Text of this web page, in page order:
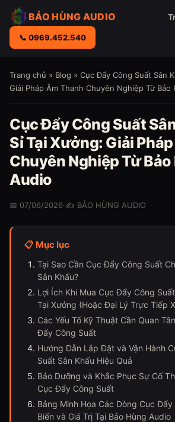
BẢO HÙNG AUDIO
📞 0969.452.540
Trang chủ » Blog » Cục Đẩy Công Suất Sân
Giải Pháp Âm Thanh Chuyên Nghiệp Từ Bảo
Cục Đẩy Công Suất
Sỉ Tại Xưởng: Giải
Chuyên Nghiệp Từ Bảo
Audio
📅 07/06/2026·✍️ BẢO HÙNG AUDIO
📋 Mục lục
Tại Sao Cần Cục Đẩy Công Suất
Sân Khấu?
Lợi Ích Khi Mua Cục Đẩy Công
Tại Xưởng (Hoặc Đại Lý Trực Tiếp
Các Yếu Tố Kỹ Thuật Cần Quan
Đẩy Công Suất
Hướng Dẫn Lắp Đặt và Vận Hành
Suất Sân Khấu Hiệu Quả
Bảo Dưỡng và Khắc Phục Sự Cố
Cục Đẩy Công Suất
Bảng Minh Họa Các Dòng Cục
Biến và Giá Trị Tại Bảo Hùng Audio